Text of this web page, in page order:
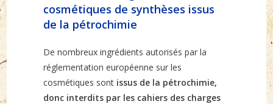
cosmétiques de synthèses issus
de la pétrochimie
De nombreux ingrédients autorisés par la
réglementation européenne sur les
cosmétiques sont issus de la pétrochimie,
donc interdits par les cahiers des charges